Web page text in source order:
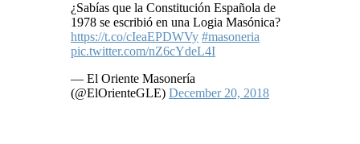
¿Sabías que la Constitución Española de
1978 se escribió en una Logia Masónica?
https://t.co/cIeaEPDWVy #masoneria
pic.twitter.com/nZ6cYdeL4I
— El Oriente Masonería
(@ElOrienteGLE) December 20, 2018